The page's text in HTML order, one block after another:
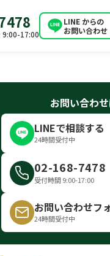
9:00-17:00
LINE からの
お問い合わせ
お問い合わ
LINEで相談する
24時間受付中
02-168-7478
受付時間 9:00-17:00
お問い合わせフ
24時間受付中